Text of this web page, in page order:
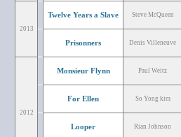
2013
Twelve Years a Slave Steve McQueen
Prisonners Denis Villeneuve
2012
Monsieur Flynn Paul Weitz
For Ellen So Yong kim
Looper Rian Johnson